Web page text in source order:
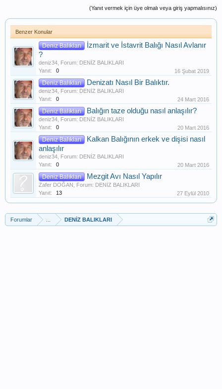
Zokanın özelliği olarak 5 no iğne( olta ) , 70 gram kurşun
,4santimlik fırdöndü ve 0.80mm çapında misina en ideal
olanıdır.
Zindandelen, palamut balığının ağabeyisi olması nedeniyle
onlar gibi göç eden balıklardandır.
Çaça, Hamsi, Deniz anası, Uskumru, Kolyos, İstavrit ile
beslenir. Pulsuz bir balıktır.
Gırgırlar ile bolca avlandıklarında tahta veya beyaz köpüklü
kasalarla balık hallerine satışa sunulurlar.
(Yanıt vermek için üye olmalı veya giriş yapmalısınız)
Benzer Konular
Deniz Balıkları
İzmarit ve İstavrit Balığı Nasıl Avlanır
?
deniz34 , Forum: DENİZ BALIKLARI
Yanıt:
0 16 Şubat 2019
Deniz Balıkları Denizatı Nasıl Bir Balıktır.
deniz34 , Forum: DENİZ BALIKLARI
Yanıt:
0 24 Mart 2016
Deniz Balıkları Balığın taze olduğu nasıl anlaşılır?
deniz34 , Forum: DENİZ BALIKLARI
Yanıt:
0 20 Mart 2016
Deniz Balıkları
Kalkan Balığının erkek ve dişisi nasıl
anlaşılır
deniz34 , Forum: DENİZ BALIKLARI
Yanıt:
0 20 Mart 2016
Deniz Balıkları Mezgit Avı Nasıl Yapılır
Zafer DOĞAN , Forum: DENİZ BALIKLARI
Yanıt:
13 27 Eylül 2010
Forumlar DENİZ BALIKLARI